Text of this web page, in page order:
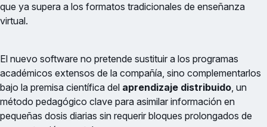
que ya supera a los formatos tradicionales de enseñanza
virtual.
El nuevo software no pretende sustituir a los programas
académicos extensos de la compañía, sino complementarlos
bajo la premisa científica del aprendizaje distribuido, un
método pedagógico clave para asimilar información en
pequeñas dosis diarias sin requerir bloques prolongados de